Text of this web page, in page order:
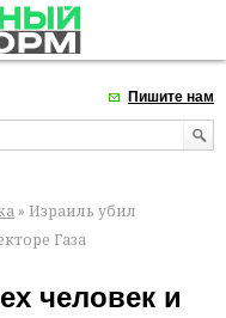
Пишите нам
» Израиль убил
Газа
человек и